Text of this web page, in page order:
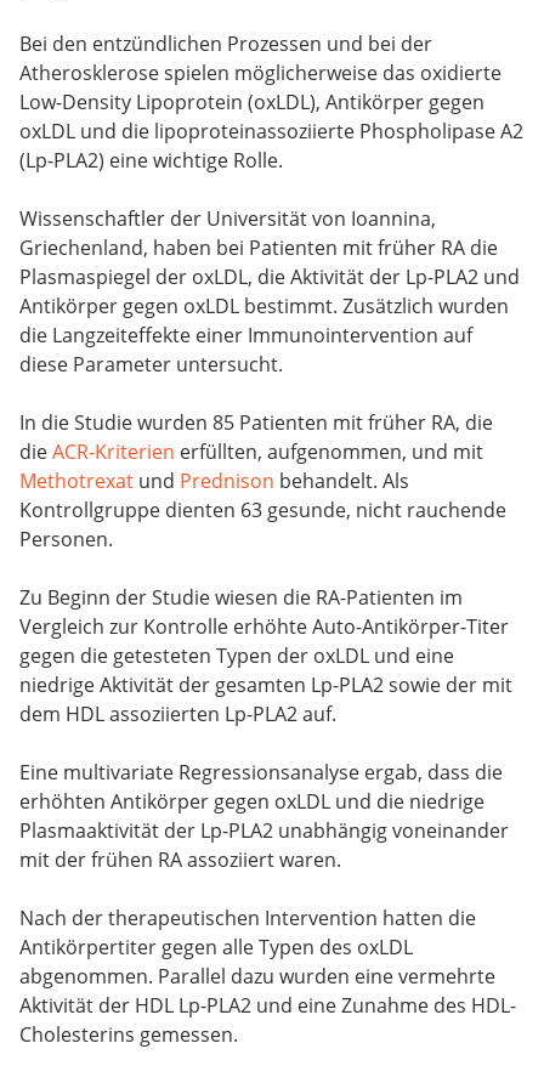
Bei den entzündlichen Prozessen und bei der
Atherosklerose spielen möglicherweise das oxidierte
Low-Density Lipoprotein (oxLDL), Antikörper gegen
oxLDL und die lipoproteinassoziierte Phospholipase A2
(Lp-PLA2) eine wichtige Rolle.
Wissenschaftler der Universität von Ioannina,
Griechenland, haben bei Patienten mit früher RA die
Plasmaspiegel der oxLDL, die Aktivität der Lp-PLA2 und
Antikörper gegen oxLDL bestimmt. Zusätzlich wurden
die Langzeiteffekte einer Immunointervention auf
diese Parameter untersucht.
In die Studie wurden 85 Patienten mit früher RA, die
dieACR-Kriterien erfüllten, aufgenommen, und mit
Methotrexat und Prednison behandelt. Als
Kontrollgruppe dienten 63 gesunde, nicht rauchende
Personen.
Zu Beginn der Studie wiesen die RA-Patienten im
Vergleich zur Kontrolle erhöhte Auto-Antikörper-Titer
gegen die getesteten Typen der oxLDL und eine
niedrige Aktivität der gesamten Lp-PLA2 sowie der mit
dem HDL assoziierten Lp-PLA2 auf.
Eine multivariate Regressionsanalyse ergab, dass die
erhöhten Antikörper gegen oxLDL und die niedrige
Plasmaaktivität der Lp-PLA2 unabhängig voneinander
mit der frühen RA assoziiert waren.
Nach der therapeutischen Intervention hatten die
Antikörpertiter gegen alle Typen des oxLDL
abgenommen. Parallel dazu wurden eine vermehrte
Aktivität der HDL Lp-PLA2 und eine Zunahme des HDL-
Cholesterins gemessen.